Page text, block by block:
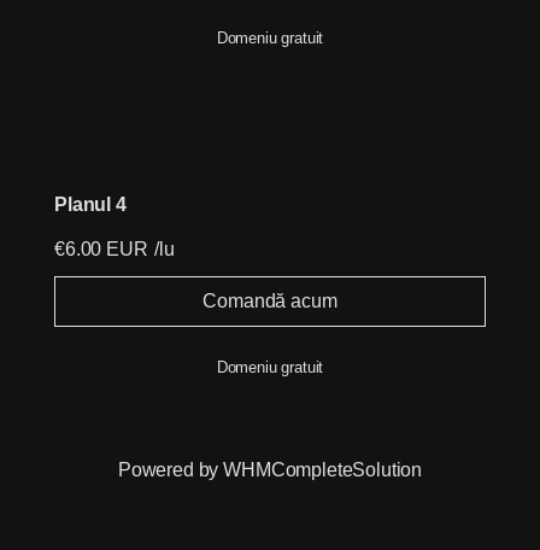
Domeniu gratuit
Planul 4
€6.00 EUR /lu
Comandă acum
Domeniu gratuit
Powered byWHMCompleteSolution